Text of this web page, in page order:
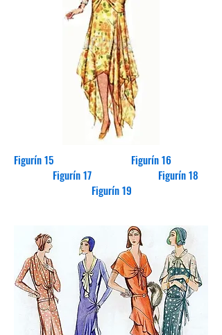
Figurín 15 Figurín 16
Figurín 17 Figurín 18
Figurín 19